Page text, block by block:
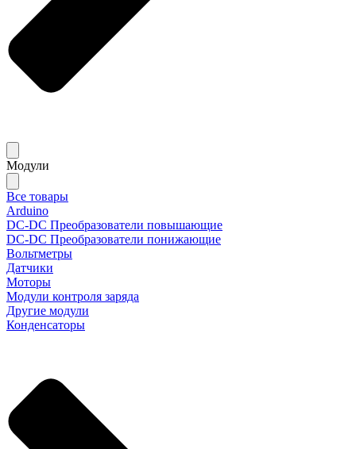
Модули
Все товары
Arduino
DC-DC Преобразователи повышающие
DC-DC Преобразователи понижающие
Вольтметры
Датчики
Моторы
Модули контроля заряда
Другие модули
Конденсаторы